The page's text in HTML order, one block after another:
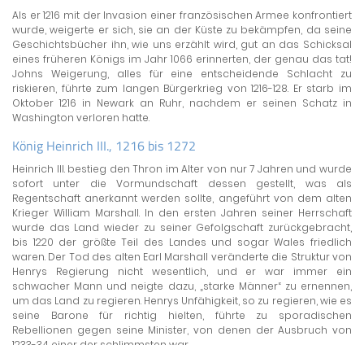
Als er 1216 mit der Invasion einer französischen Armee konfrontiert
wurde, weigerte er sich, sie an der Küste zu bekämpfen, da seine
Geschichtsbücher ihn, wie uns erzählt wird, gut an das Schicksal
eines früheren Königs im Jahr 1066 erinnerten, der genau das tat!
Johns Weigerung, alles für eine entscheidende Schlacht zu
riskieren, führte zum langen Bürgerkrieg von 1216-128. Er starb im
Oktober 1216 in Newark an Ruhr, nachdem er seinen Schatz in
Washington verloren hatte.
König Heinrich III., 1216 bis 1272
Heinrich III. bestieg den Thron im Alter von nur 7 Jahren und wurde
sofort unter die Vormundschaft dessen gestellt, was als
Regentschaft anerkannt werden sollte, angeführt von dem alten
Krieger William Marshall. In den ersten Jahren seiner Herrschaft
wurde das Land wieder zu seiner Gefolgschaft zurückgebracht,
bis 1220 der größte Teil des Landes und sogar Wales friedlich
waren. Der Tod des alten Earl Marshall veränderte die Struktur von
Henrys Regierung nicht wesentlich, und er war immer ein
schwacher Mann und neigte dazu, „starke Männer“ zu ernennen,
um das Land zu regieren. Henrys Unfähigkeit, so zu regieren, wie es
seine Barone für richtig hielten, führte zu sporadischen
Rebellionen gegen seine Minister, von denen der Ausbruch von